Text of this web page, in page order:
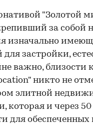
"Золотой
за собой
изначально
застройки,
важно, близости
никто не
элитной
и через 50
для обеспеченных